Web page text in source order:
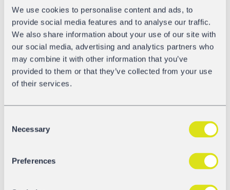
We use cookies to personalise content and ads, to
provide social media features and to analyse our traffic.
We also share information about your use of our site with
our social media, advertising and analytics partners who
may combine it with other information that you’ve
provided to them or that they’ve collected from your use
of their services.
Selection
Necessary
Preferences
Większa dostępność floty / mniejsza flota
dzierżawiona
Niższe opłaty manewrowe i frachtowe
Większa ładowność
Zoptymalizowana niezawodność dostaw
Niższe koszty utrzymania
Łatwa obsługa i absolutna wodoszczelność
Powody do zadowolenia mają również pracownicy stacji
załadowczych – duży dach nowego wagonu TAMNS
można otworzyć i zamknąć za pomocą przycisku. Można
również awaryjnie użyć klucza udarowego lub ręcznego
przy otwartym dachu.